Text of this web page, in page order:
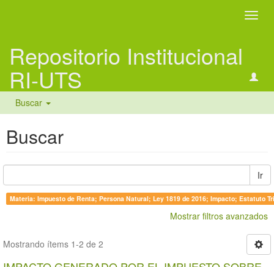
Repositorio Institucional
RI-UTS
Buscar
Buscar
Ir
Materia: Impuesto de Renta; Persona Natural; Ley 1819 de 2016; Impacto; Estatuto
Mostrar filtros avanzados
Mostrando ítems 1-2 de 2